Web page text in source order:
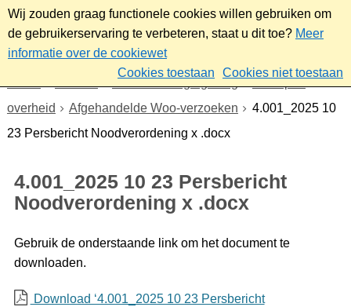
Wij zouden graag functionele cookies willen gebruiken om
de gebruikerservaring te verbeteren, staat u dit toe? Meer
informatie over de cookiewet
Cookies toestaan
Cookies niet toestaan
Beleid- en regelgeving
Wet open
overheid
Afgehandelde Woo-verzoeken
4.001_2025 10
23 Persbericht Noodverordening x .docx
4.001_2025 10 23 Persbericht
Noodverordening x .docx
Gebruik de onderstaande link om het document te
downloaden.
Download ‘4.001_2025 10 23 Persbericht